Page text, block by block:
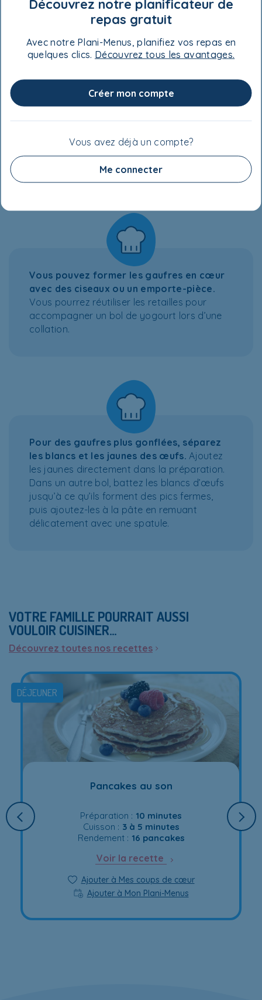
Extrait de vanille - 5 ml (1 c. à thé)
Yogourt grec à la vanille- 180 ml (¾ tasse)
VALEUR NUTRITIVE
Vous pouvez former les gaufres en cœur
avec des ciseaux ou un emporte-pièce.
Vous pourrez réutiliser les retailles pour
accompagner un bol de yogourt lors d’une
collation.
Pour des gaufres plus gonflées, séparez
les blancs et les jaunes des œufs. Ajoutez
les jaunes directement dans la préparation.
Dans un autre bol, battez les blancs d’œufs
jusqu’à ce qu’ils forment des pics fermes,
puis ajoutez-les à la pâte en remuant
délicatement avec une spatule.
VOTRE FAMILLE POURRAIT AUSSI
VOULOIR CUISINER…
Découvrez toutes nos recettes
DÉJEUNER
Pancakes au son
Préparation : 10 minutes
Cuisson : 3 à 5 minutes
Rendement : 16 pancakes
Voir la recette
Ajouter à Mes coups de cœur
Ajouter à Mon Plani-Menus
Découvrez notre planificateur de
repas gratuit
Avec notre Plani-Menus, planifiez vos repas en
quelques clics. Découvrez tous les avantages.
Créer mon compte
Vous avez déjà un compte?
Me connecter